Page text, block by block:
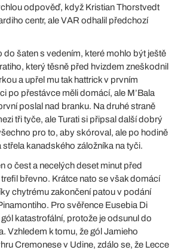
odpověď, když Kristian Thorstvedt
centr, ale VAR odhalil předchozí
do šaten s vedením, které mohlo být ještě
který těsně před hvizdem zneškodnil
a upřel mu tak hattrick v prvním
po přestávce měli domácí, ale M’Bala
poslal nad branku. Na druhé straně
tři tyče, ale Turati si připsal další dobrý
pro to, aby skóroval, ale po hodině
kanadského záložníka na tyči.
o čest a necelých deset minut před
břevno. Krátce nato se však domácí
chytrému zakončení patou v podání
Pro svěřence Eusebia Di
katastrofální, protože je odsunul do
Vzhledem k tomu, že gól Jamieho
Cremonese v Udine, zdálo se, že Lecce